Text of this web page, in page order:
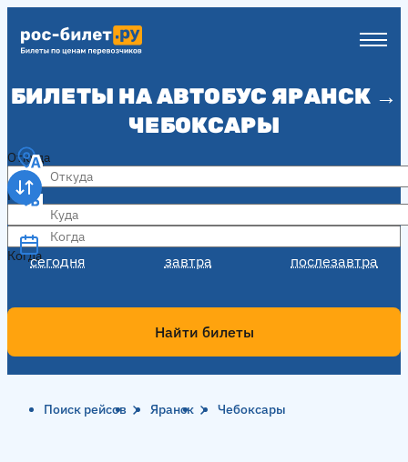
БИЛЕТЫ НА АВТОБУС ЯРАНСК →
ЧЕБОКСАРЫ
Откуда
Куда
Когда
сегодня завтра послезавтра
Когда
Найти билеты
Поиск рейсов Яранск Чебоксары